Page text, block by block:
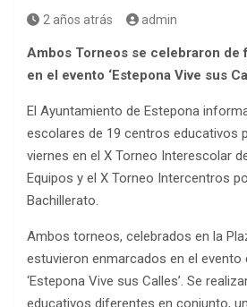
2 años atrás admin
Ambos Torneos se celebraron de
en el evento ‘Estepona Vive sus
El Ayuntamiento de Estepona
escolares de 19 centros educativos
viernes en el X Torneo Interescolar
Equipos y el X Torneo Intercentros
Bachillerato.
Ambos torneos, celebrados en la
estuvieron enmarcados en el evento
‘Estepona Vive sus Calles’. Se
educativos diferentes en conjunto,